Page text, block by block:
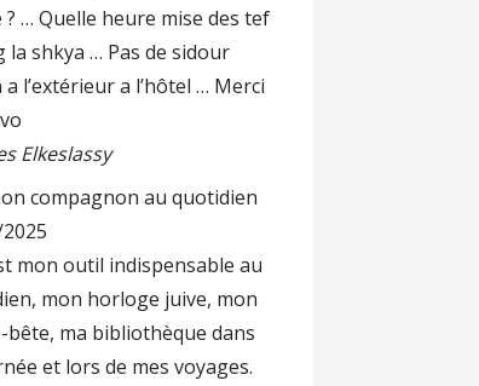
? … Quelle heure mise des tef
la shkya … Pas de sidour
a l’extérieur a l’hôtel … Merci
Elkeslassy
compagnon au quotidien
mon outil indispensable au
mon horloge juive, mon
bête, ma bibliothèque dans
et lors de mes voyages.